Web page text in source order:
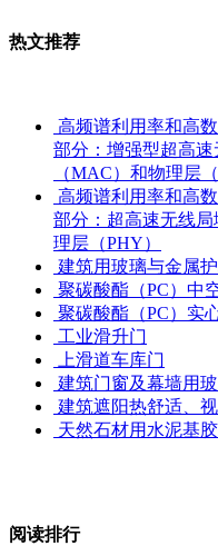
热文推荐
高频谱利用率和高
部分：增强型超高
（MAC）和物理层（
高频谱利用率和高
部分：超高速无线
理层（PHY）
建筑用玻璃与金属
聚碳酸酯（PC）中
聚碳酸酯（PC）实
工业滑升门
上滑道车库门
建筑门窗及幕墙用
建筑遮阳热舒适、
天然石材用水泥基
阅读排行